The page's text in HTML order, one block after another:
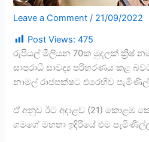
Leave a Comment / 21/09/2022
Post Views: 475
රුපියල් මිලියන 70ක මුදලක් ක්‍රිෂ්
සාපරාධී සාවද්‍ය පරිහරණය කළ
නාමල් රාජපක්ෂට එරෙහිව
ඒ අනුව ඊට අදාළව (21) කොළඹ
ගමගේ මහතා ඉදිරියේ එම